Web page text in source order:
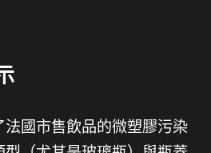
國市售飲品的微塑膠污染